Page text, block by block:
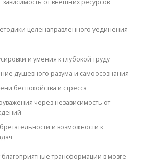
от внешних ресурсов
целенаправленного уединения
и умения к глубокой труду
душевного разума и самоосознания
беспокойства и стресса
через независимость от
и возможности к
трансформации в мозге